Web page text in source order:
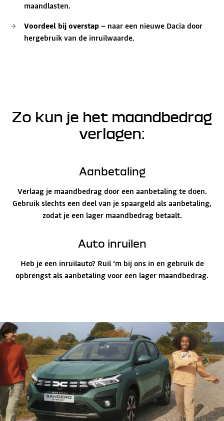
maandlasten.
Voordeel bij overstap– naar een nieuwe Dacia door
hergebruik van de inruilwaarde.
Zo kun je het maandbedrag
verlagen:
Aanbetaling
Verlaag je maandbedrag door een aanbetaling te doen.
Gebruik slechts een deel van je spaargeld als aanbetaling,
zodat je een lager maandbedrag betaalt.
Auto inruilen
Heb je een inruilauto? Ruil ‘m bij ons in en gebruik de
opbrengst als aanbetaling voor een lager maandbedrag.